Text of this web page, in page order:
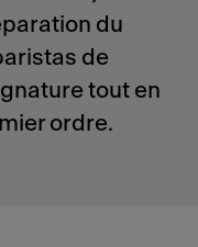
du
de
tout en
ordre.